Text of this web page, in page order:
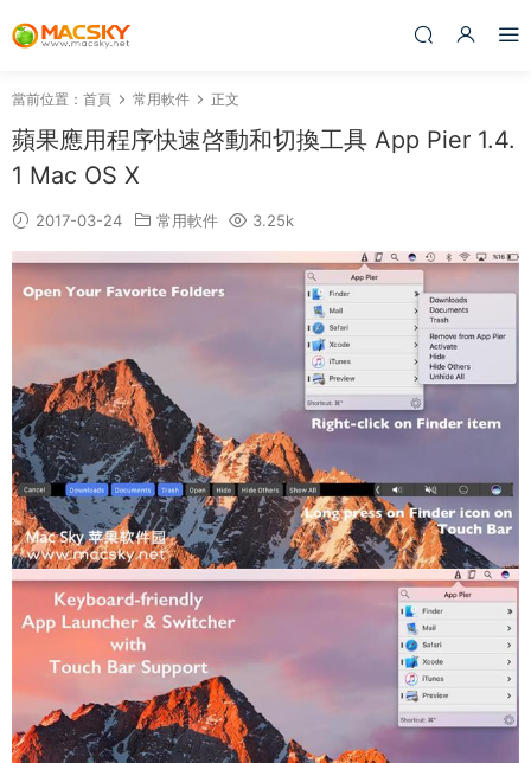
當前位置： 首頁 常用軟件 正文
蘋果應用程序快速啓動和切換工具 App Pier 1.4.
1 Mac OS X
2017-03-24 常用軟件 3.25k